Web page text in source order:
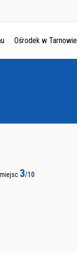
Ośrodek w Tarnowie
3/10